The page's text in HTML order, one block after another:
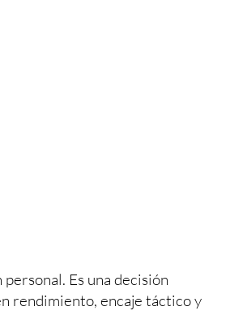
Es una decisión
rendimiento, encaje táctico y